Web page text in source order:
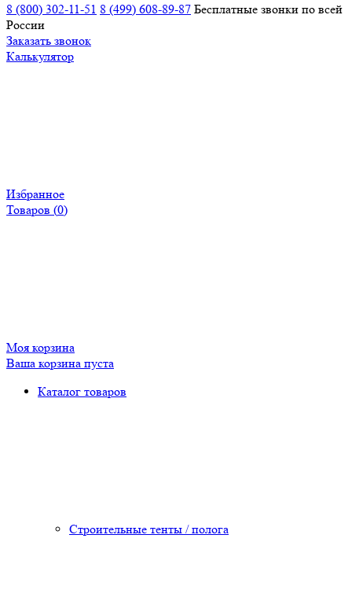
8 (800) 302-11-51 8 (499) 608-89-87 Бесплатные звонки по всей
России
Заказать звонок
Калькулятор
Избранное
Товаров (0)
Моя корзина
Ваша корзина пуста
Каталог товаров
Строительные тенты / полога